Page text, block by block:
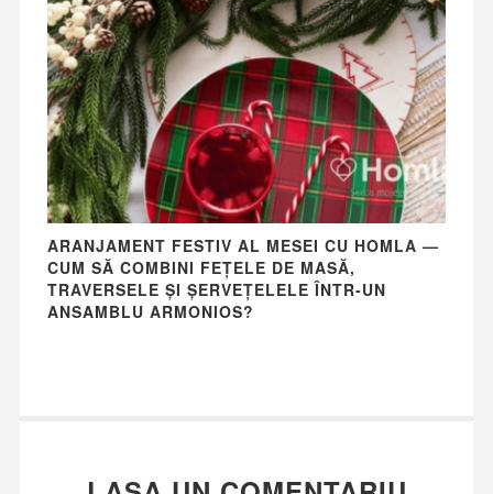
ARANJAMENT FESTIV AL MESEI CU HOMLA —
CUM SĂ COMBINI FEȚELE DE MASĂ,
TRAVERSELE ȘI ȘERVEȚELELE ÎNTR-UN
ANSAMBLU ARMONIOS?